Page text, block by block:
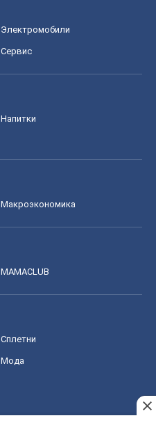
Электромобили
Сервис
Напитки
Mакроэкономика
MAMACLUB
Сплетни
Мода